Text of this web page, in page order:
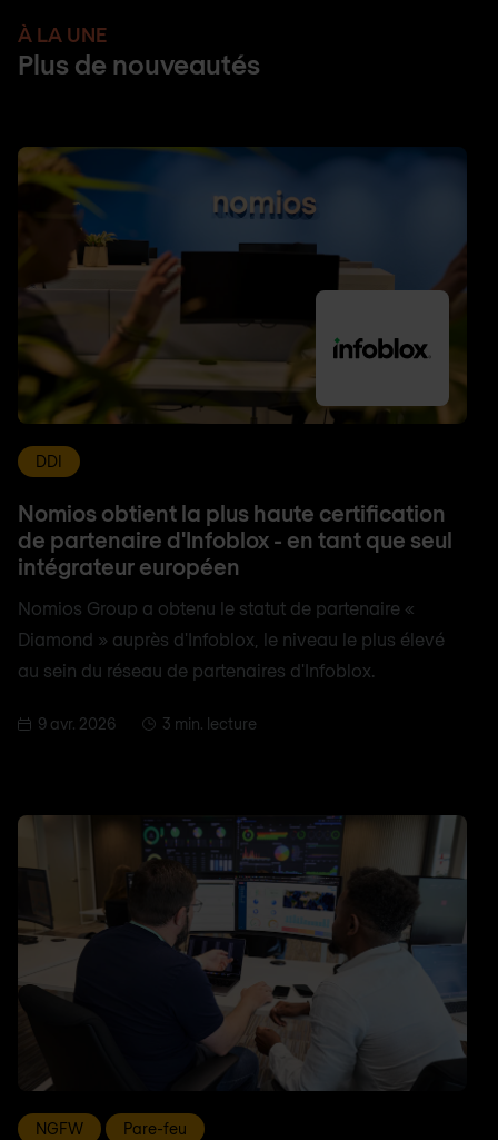
À LA UNE
Plus de nouveautés
DDI
Nomios obtient la plus haute certification
de partenaire d'Infoblox - en tant que seul
intégrateur européen
Nomios Group a obtenu le statut de partenaire «
Diamond » auprès d'Infoblox, le niveau le plus élevé
au sein du réseau de partenaires d'Infoblox.
9 avr. 2026 3 min. lecture
NGFW Pare-feu